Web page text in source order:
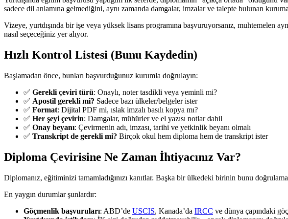
sadece dil anlamına gelmediğini, aynı zamanda damgalar, imzalar ve talepte bulunan
Vizeye, yurtdışında bir işe veya yüksek lisans programına başvuruyorsanız, muhtemelen
nasıl seçeceğiniz yer alıyor.
Hızlı Kontrol Listesi (Bunu Kaydedin)
Başlamadan önce, bunları başvurduğunuz kurumla doğrulayın:
✅ Gerekli çeviri türü: Onaylı, noter tasdikli veya yeminli mi?
✅ Apostil gerekli mi? Sadece bazı ülkeler/belgeler ister
✅ Format: Dijital PDF mi, ıslak imzalı basılı kopya mı?
✅ Her şeyi çevirin: Damgalar, mühürler ve el yazısı notlar dahil
✅ Onay beyanı: Çevirmenin adı, imzası, tarihi ve yetkinlik beyanı olmalı
✅ Transkript de gerekli mi? Birçok okul hem diploma hem de transkript ister
Diploma Çevirisine Ne Zaman İhtiyacınız Var?
Diplomanız, eğitiminizi tamamladığınızı kanıtlar. Başka bir ülkedeki birinin bunu
En yaygın durumlar şunlardır:
Göçmenlik başvuruları: ABD’de USCIS, Kanada’da IRCC ve dünya çapındaki